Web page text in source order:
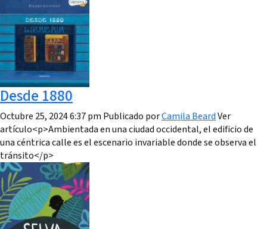
Desde 1880
Octubre 25, 2024 6:37 pm Publicado porCamila BeardVer
artículo<p>Ambientada en una ciudad occidental, el edificio de
una céntrica calle es el escenario invariable donde se observa el
tránsito</p>